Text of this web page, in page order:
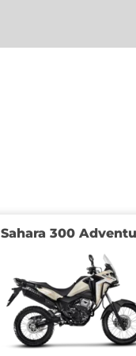
Sahara 300